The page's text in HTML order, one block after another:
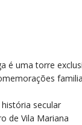
é uma torre
secular
de Vila Mariana